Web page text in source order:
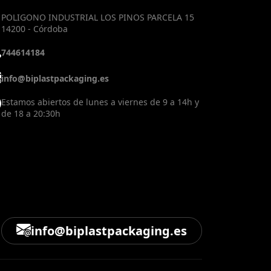
POLIGONO INDUSTRIAL LOS PINOS PARCELA 15
14200 - Córdoba
744614184
info@biplastpackaging.es
Estamos abiertos de lunes a viernes de 9 a 14h y
de 18 a 20:30h
info@biplastpackaging.es